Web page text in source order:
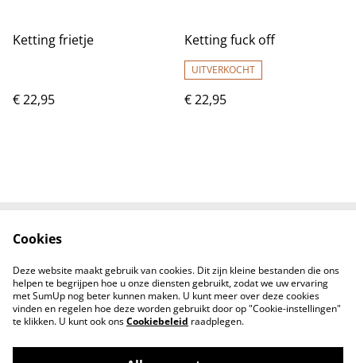
Ketting frietje
€ 22,95
Ketting fuck off
UITVERKOCHT
€ 22,95
Privacybeleid
B2B/Wholesale
Reviews
Cookies
Deze website maakt gebruik van cookies. Dit zijn kleine bestanden die ons
helpen te begrijpen hoe u onze diensten gebruikt, zodat we uw ervaring
met SumUp nog beter kunnen maken. U kunt meer over deze cookies
vinden en regelen hoe deze worden gebruikt door op "Cookie-instellingen"
te klikken. U kunt ook onsCookiebeleid raadplegen.